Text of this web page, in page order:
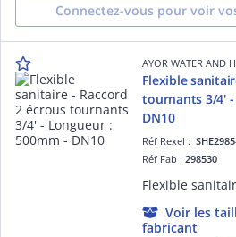
Connectez-vous pour voir
AYOR WATER AND
Flexible
tournants 3/4' -
DN10
Réf Rexel :
Réf Fab :298530
Voir les
fabricant